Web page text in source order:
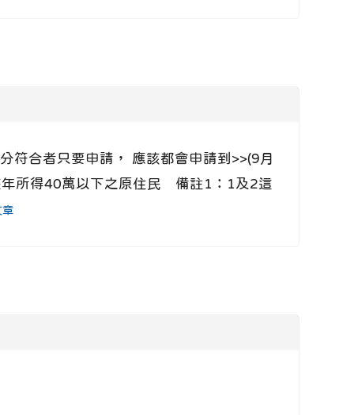
符合者只要申請， 應該都會申請到>>(9月
所得40萬以下之原住民 備註1：1及2這